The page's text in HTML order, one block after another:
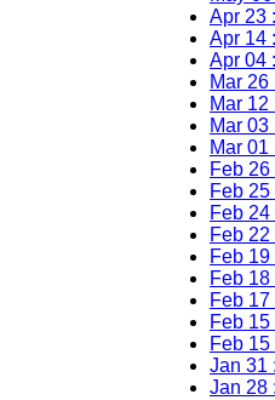
Apr 23
Apr 14
Apr 04
Mar 26
Mar 12
Mar 03
Mar 01
Feb 26
Feb 25
Feb
Feb 22
Feb
Feb
Feb 17
Feb
Feb
Jan 31
Jan 28